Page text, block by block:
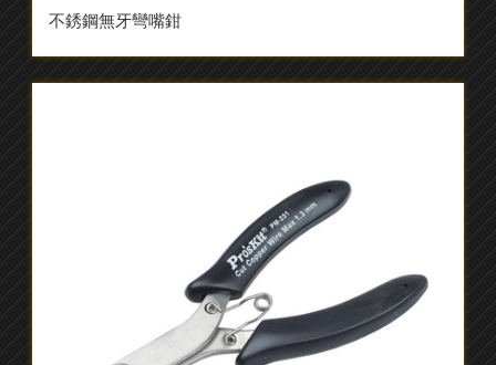
不銹鋼無牙彎嘴鉗